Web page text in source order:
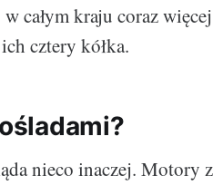
całym kraju coraz
cztery kółka.
nieco inaczej. Motory